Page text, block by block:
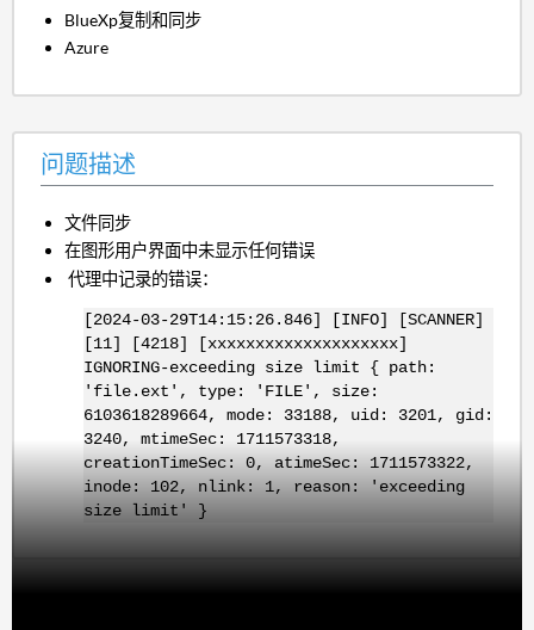
BlueXp复制和同步
Azure
问题描述
文件同步
在图形用户界面中未显示任何错误
代理中记录的错误：
[2024-03-29T14:15:26.846] [INFO] [SCANNER]
[11] [4218] [xxxxxxxxxxxxxxxxxxxx]
IGNORING-exceeding size limit { path:
'file.ext', type: 'FILE', size:
6103618289664, mode: 33188, uid: 3201, gid:
3240, mtimeSec: 1711573318,
creationTimeSec: 0, atimeSec: 1711573322,
inode: 102, nlink: 1, reason: 'exceeding
size limit' }